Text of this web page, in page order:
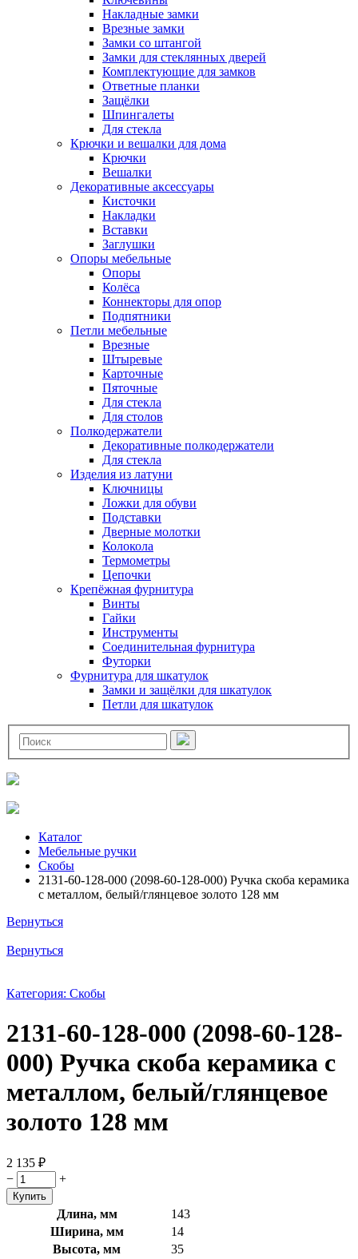
Накладные замки
Врезные замки
Замки со штангой
Замки для стеклянных дверей
Комплектующие для замков
Ответные планки
Защёлки
Шпингалеты
Для стекла
Крючки и вешалки для дома
Крючки
Вешалки
Декоративные аксессуары
Кисточки
Накладки
Вставки
Заглушки
Опоры мебельные
Опоры
Колёса
Коннекторы для опор
Подпятники
Петли мебельные
Врезные
Штыревые
Карточные
Пяточные
Для стекла
Для столов
Полкодержатели
Декоративные полкодержатели
Для стекла
Изделия из латуни
Ключницы
Ложки для обуви
Подставки
Дверные молотки
Колокола
Термометры
Цепочки
Крепёжная фурнитура
Винты
Гайки
Инструменты
Соединительная фурнитура
Футорки
Фурнитура для шкатулок
Замки и защёлки для шкатулок
Петли для шкатулок
Каталог
Мебельные ручки
Скобы
2131-60-128-000 (2098-60-128-000) Ручка скоба керамика
с металлом, белый/глянцевое золото 128 мм
Вернуться
Вернуться
Категория: Скобы
2131-60-128-000 (2098-60-128-
000) Ручка скоба керамика с
металлом, белый/глянцевое
золото 128 мм
2 135 ₽
−
+
Длина, мм
143
Ширина, мм
14
Высота, мм
35